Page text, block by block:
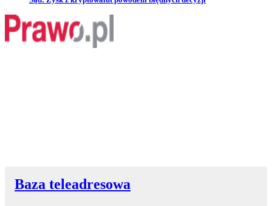
Baza teleadresowa